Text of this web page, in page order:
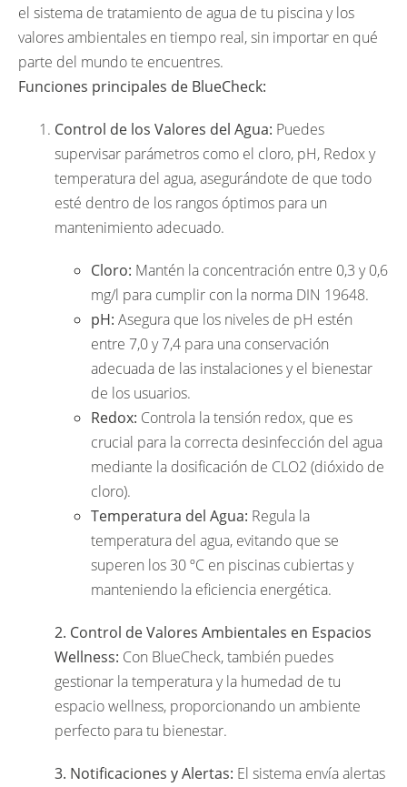
el sistema de tratamiento de agua de tu piscina y los
valores ambientales en tiempo real, sin importar en qué
parte del mundo te encuentres.
Funciones principales de BlueCheck:
Control de los Valores del Agua: Puedes
supervisar parámetros como el cloro, pH, Redox y
temperatura del agua, asegurándote de que todo
esté dentro de los rangos óptimos para un
mantenimiento adecuado.
Cloro: Mantén la concentración entre 0,3 y 0,6
mg/l para cumplir con la norma DIN 19648.
pH: Asegura que los niveles de pH estén
entre 7,0 y 7,4 para una conservación
adecuada de las instalaciones y el bienestar
de los usuarios.
Redox: Controla la tensión redox, que es
crucial para la correcta desinfección del agua
mediante la dosificación de CLO2 (dióxido de
cloro).
Temperatura del Agua: Regula la
temperatura del agua, evitando que se
superen los 30 ºC en piscinas cubiertas y
manteniendo la eficiencia energética.
2. Control de Valores Ambientales en Espacios
Wellness: Con BlueCheck, también puedes
gestionar la temperatura y la humedad de tu
espacio wellness, proporcionando un ambiente
perfecto para tu bienestar.
3. Notificaciones y Alertas: El sistema envía alertas